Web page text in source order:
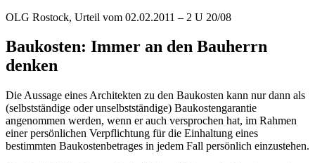
OLG Rostock, Urteil vom 02.02.2011 – 2 U 20/08
Baukosten: Immer an den Bauherrn
denken
Die Aussage eines Architekten zu den Baukosten kann nur dann als
(selbstständige oder unselbstständige) Baukostengarantie
angenommen werden, wenn er auch versprochen hat, im Rahmen
einer persönlichen Verpflichtung für die Einhaltung eines
bestimmten Baukostenbetrages in jedem Fall persönlich einzustehen.